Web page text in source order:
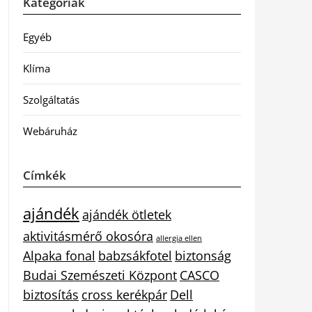
Egyéb
Klíma
Szolgáltatás
Webáruház
Címkék
ajándékajándék ötletek
aktivitásmérő okosóra allergia ellen
Alpaka fonal babzsákfotel biztonság
Budai Szemészeti Központ CASCO
biztosítás cross kerékpár Dell